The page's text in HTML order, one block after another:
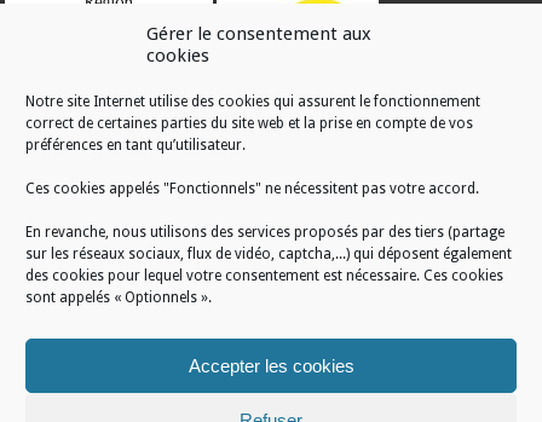
Gérer le consentement aux
cookies
Notre site Internet utilise des cookies qui assurent le fonctionnement
correct de certaines parties du site web et la prise en compte de vos
préférences en tant qu’utilisateur.
Ces cookies appelés "Fonctionnels" ne nécessitent pas votre accord.
En revanche, nous utilisons des services proposés par des tiers (partage
sur les réseaux sociaux, flux de vidéo, captcha,...) qui déposent également
des cookies pour lequel votre consentement est nécessaire. Ces cookies
sont appelés « Optionnels ».
Accepter les cookies
RÉALISATION